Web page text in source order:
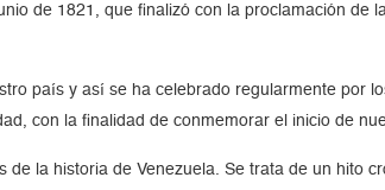
de 1821, que finalizó con la proclamación de
país y así se ha celebrado regularmente por
con la finalidad de conmemorar el inicio de
la historia de Venezuela. Se trata de un hito